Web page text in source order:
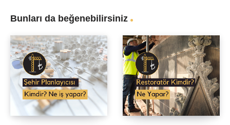
Bunları da beğenebilirsiniz